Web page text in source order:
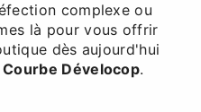
complexe ou
là pour vous offrir
dès aujourd'hui
Courbe Dévelocop.